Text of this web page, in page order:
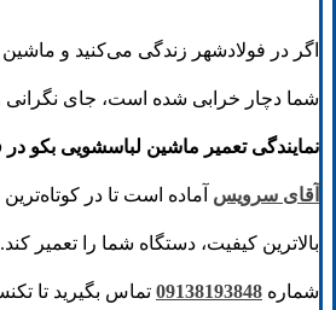
اگر در فولادشهر زندگی می‌کنید و
شما دچار خرابی شده است، جای نگرانی
نمایندگی تعمیر ماشین لباسشویی بکو در
آقای سرویس آماده است تا در
بالاترین کیفیت، دستگاه شما را تعمیر
شماره 09138193848 تماس بگیرید تا